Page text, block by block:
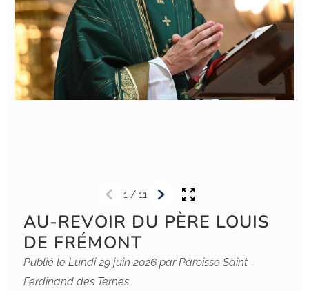
1 / 11
AU-REVOIR DU PÈRE LOUIS
DE FRÉMONT
Publié le Lundi 29 juin 2026 par Paroisse Saint-
Ferdinand des Ternes